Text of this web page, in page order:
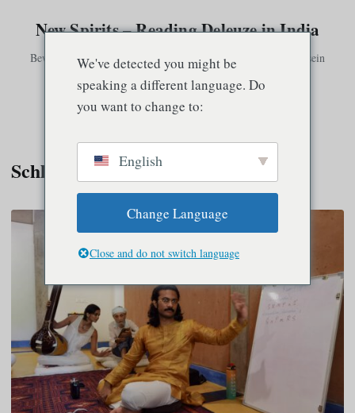
New Spirits – Reading Deleuze in India
Bewusstsein existiert nur in Verbindung mit anderem Bewusstsein
Speisekarte
Schlagwort: Körper
We've detected you might be
speaking a different language. Do
you want to change to:
English
Change Language
Close and do not switch language